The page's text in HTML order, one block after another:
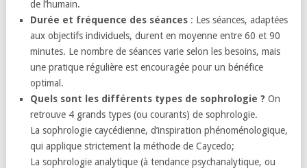
de l’humain.
Durée et fréquence des séances : Les séances, adaptées
aux objectifs individuels, durent en moyenne entre 60 et 90
minutes. Le nombre de séances varie selon les besoins, mais
une pratique régulière est encouragée pour un bénéfice
optimal.
Quels sont les différents types de sophrologie ?On
retrouve 4 grands types (ou courants) de sophrologie.
La sophrologie caycédienne, d’inspiration phénoménologique,
qui applique strictement la méthode de Caycedo;
La sophrologie analytique (à tendance psychanalytique, ou